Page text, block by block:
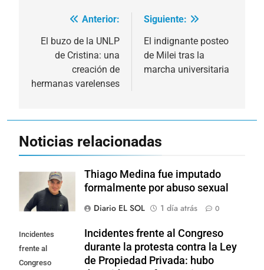
Navegación
de
entradas
Anterior:
El buzo de la UNLP
de Cristina: una
creación de
hermanas varelenses
Siguiente:
El indignante posteo
de Milei tras la
marcha universitaria
Noticias relacionadas
Thiago Medina fue imputado
formalmente por abuso sexual
Diario EL SOL
1 día atrás 0
Incidentes
frente al
Congreso
Incidentes frente al Congreso
durante la protesta contra la Ley
de Propiedad Privada: hubo